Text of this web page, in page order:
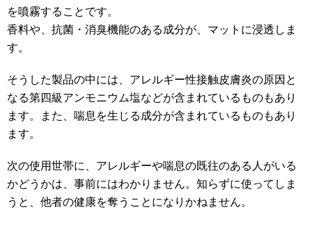
を噴霧することです。
香料や、抗菌・消臭機能のある成分が、マットに浸透しま
す。
そうした製品の中には、アレルギー性接触皮膚炎の原因と
なる第四級アンモニウム塩などが含まれているものもあり
ます。また、喘息を生じる成分が含まれているものもあり
ます。
次の使用世帯に、アレルギーや喘息の既往のある人がいる
かどうかは、事前にはわかりません。知らずに使ってしま
うと、他者の健康を奪うことになりかねません。